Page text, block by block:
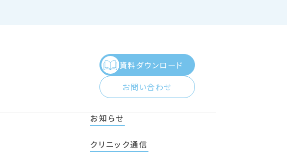
資料ダウンロード
お問い合わせ
お知らせ
クリニック通信